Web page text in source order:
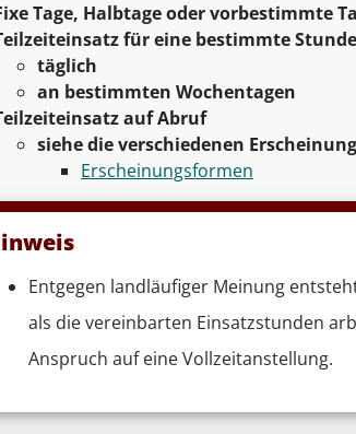
Tage, Halbtage oder vorbestimmte
für eine bestimmte
täglich
an bestimmten Wochentagen
auf Abruf
siehe die verschiedenen
Erscheinungsformen
Entgegen landläufiger Meinung
als die vereinbarten Einsatzstunden
Anspruch auf eine Vollzeitanstellung.